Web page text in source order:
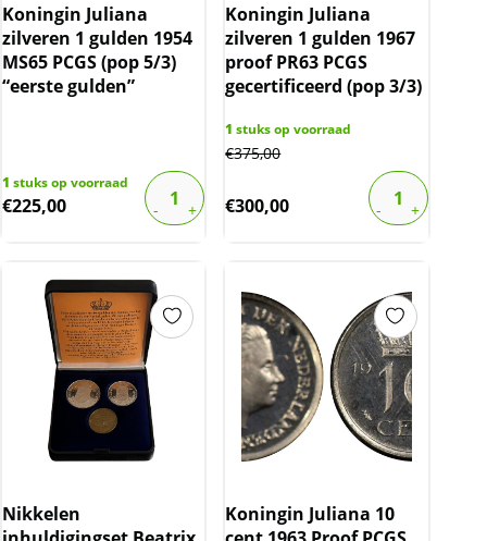
Koningin Juliana
zilveren 1 gulden 1954
MS65 PCGS (pop 5/3)
“eerste gulden”
1 stuks op voorraad
€225,00
Koningin Juliana
zilveren 1 gulden 1967
proof PR63 PCGS
gecertificeerd (pop 3/3)
1 stuks op voorraad
€375,00
€300,00
Nikkelen
Koningin Juliana 10